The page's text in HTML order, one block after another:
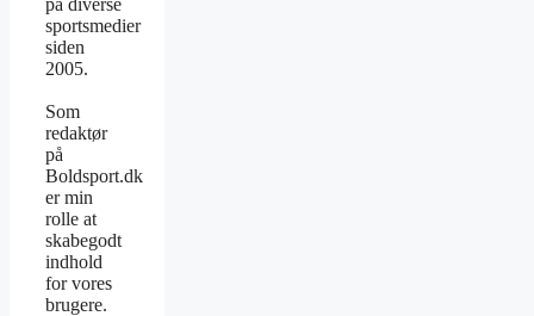
sportsmedier
siden
2005.
Som
redaktør
på
Boldsport.dk
er min
rolle at
skabegodt
indhold
for vores
brugere.